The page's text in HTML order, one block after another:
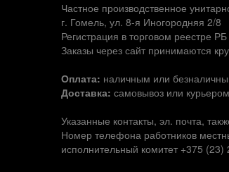
Частное производственное
г. Гомель, ул. 8-я Иногородняя 2/8
Регистрация в торговом реестре
Заказы через сайт принимаются
Оплата: наличным или
Доставка: самовывоз или
Указанные контакты, эл. почта,
Номер телефона работников
исполнительный комитет +375 (23)